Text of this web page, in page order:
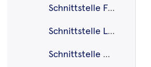
Schnittstelle Fachdienste (UFS/VSDD/CMS)
Schnittstelle Log- und Betriebsdaten
Schnittstelle PS VSDM